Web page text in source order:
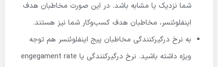
شما نزدیک یا مشابه باشد. در این صورت مخاطبان هدف
اینفلوئنسر، مخاطبان هدف کسب‌وکار شما نیز هستند.
به نرخ درگیرکنندگی مخاطبان پیج اینفلوئنسر هم توجه
ویژه داشته باشید. نرخ درگیرکنندگی یا engegament rate